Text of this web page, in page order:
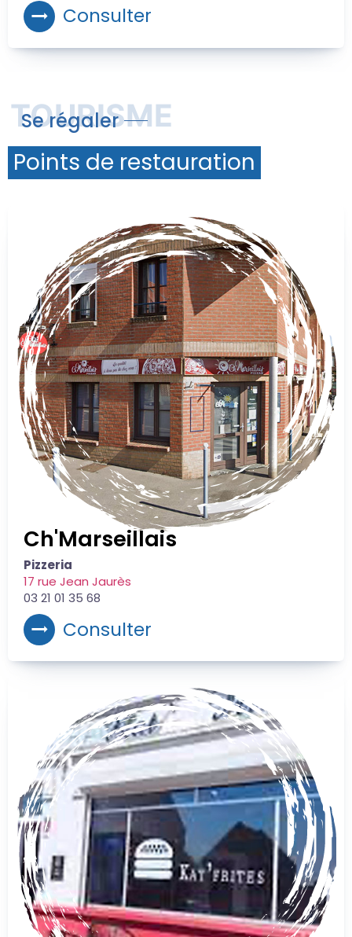
Consulter
TOURISME
Se régaler
Points de restauration
Ch'Marseillais
Pizzeria
17 rue Jean Jaurès
03 21 01 35 68
Consulter